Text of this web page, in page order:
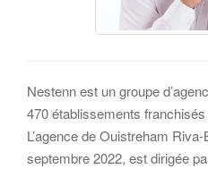
Nestenn est un groupe
470 établissements franchisés
L’agence de Ouistreham
septembre 2022, est dirigée